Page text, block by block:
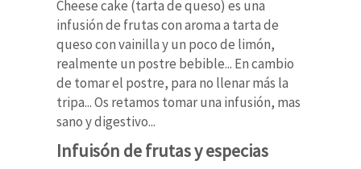
Cheese cake (tarta de queso) es una
infusión de frutas con aroma a tarta de
queso con vainilla y un poco de limón,
realmente un postre bebible... En cambio
de tomar el postre, para no llenar más la
tripa... Os retamos tomar una infusión, mas
sano y digestivo...
Infuisón de frutas y especias